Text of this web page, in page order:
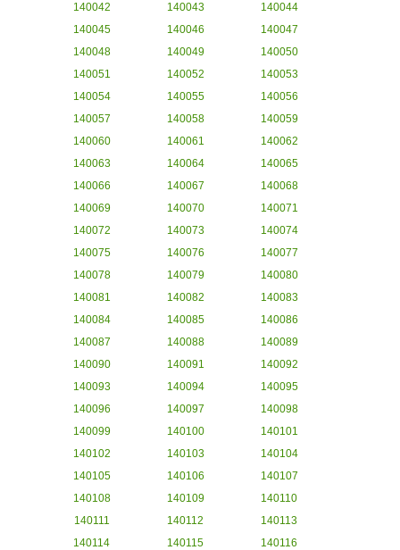
140042
140043
140044
140045
140046
140047
140048
140049
140050
140051
140052
140053
140054
140055
140056
140057
140058
140059
140060
140061
140062
140063
140064
140065
140066
140067
140068
140069
140070
140071
140072
140073
140074
140075
140076
140077
140078
140079
140080
140081
140082
140083
140084
140085
140086
140087
140088
140089
140090
140091
140092
140093
140094
140095
140096
140097
140098
140099
140100
140101
140102
140103
140104
140105
140106
140107
140108
140109
140110
140111
140112
140113
140114
140115 140116